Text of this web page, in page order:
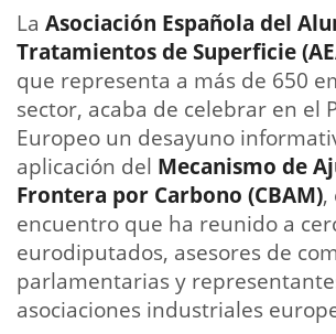
La Asociación Española del
Tratamientos de Superficie (
que representa a más de 650
sector, acaba de celebrar en el
Europeo un desayuno
aplicación del Mecanismo de
Frontera por Carbono (CBAM),
encuentro que ha reunido a
eurodiputados, asesores de
parlamentarias y
asociaciones industriales